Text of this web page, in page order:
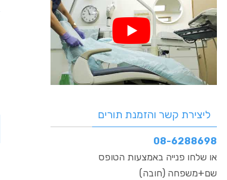
ליצירת קשר והזמנת תורים
08-6288698
או שלחו פנייה באמצעות הטופס
שם+משפחה (חובה)